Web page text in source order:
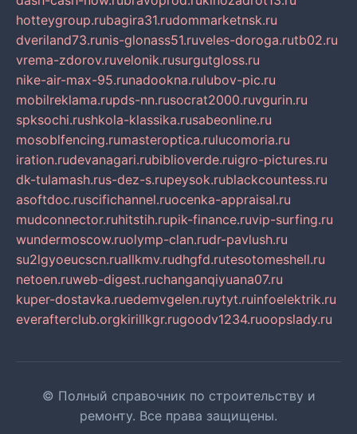
hotteygroup.rubagira31.rudommarketnsk.ru
dveriland73.runis-glonass51.ruveles-doroga.rutb02.ru
vrema-zdorov.ruvelonik.rusurgutgloss.ru
nike-air-max-95.runadookna.rulubov-pic.ru
mobilreklama.rupds-nn.rusocrat2000.ruvgurin.ru
spksochi.rushkola-klassika.rusabeonline.ru
mosoblfencing.rumasteroptica.rulucomoria.ru
iration.rudevanagari.rubiblioverde.ruigro-pictures.ru
dk-tulamash.rus-dez-s.rupeysok.rublackcountess.ru
asoftdoc.ruscifichannel.ruocenka-appraisal.ru
mudconnector.ruhitstih.rupik-finance.ruvip-surfing.ru
wundermoscow.ruolymp-clan.rudr-pavlush.ru
su2lgyoeucscn.ruallkmv.rudhgfd.rutesotomeshell.ru
netoen.ruweb-digest.ruchanganqiyuana07.ru
kuper-dostavka.ruedemvgelen.ruytyt.ruinfoelektrik.ru
everafterclub.orgkirillkgr.rugoodv1234.ruoopslady.ru
© Полный справочник по строительству и
ремонту. Все права защищены.